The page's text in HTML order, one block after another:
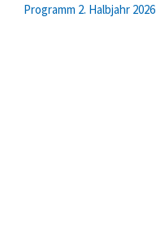
Programm 2. Halbjahr 2026